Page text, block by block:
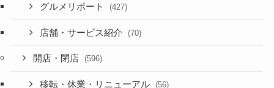
グルメリポート (427)
店舗・サービス紹介 (70)
開店・閉店 (596)
移転・休業・リニューアル (56)